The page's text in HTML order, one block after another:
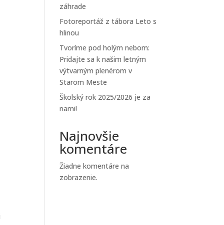
záhrade
Fotoreportáž z tábora Leto s
hlinou
Tvoríme pod holým nebom:
Pridajte sa k našim letným
výtvarným plenérom v
Starom Meste
Školský rok 2025/2026 je za
nami!
Najnovšie
komentáre
Žiadne komentáre na
zobrazenie.